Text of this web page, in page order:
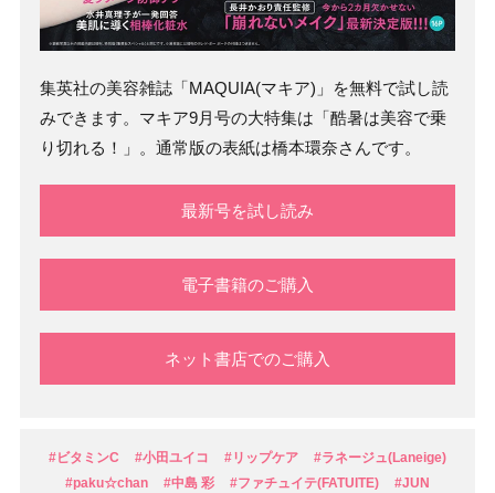
集英社の美容雑誌「MAQUIA(マキア)」を無料で試し読
みできます。マキア9月号の大特集は「酷暑は美容で乗
り切れる！」。通常版の表紙は橋本環奈さんです。
最新号を試し読み
電子書籍のご購入
ネット書店でのご購入
#ビタミンC #小田ユイコ #リップケア
#ラネージュ(Laneige)
#paku☆chan
#中島 彩 #ファチュイテ(FATUITE) #JUN